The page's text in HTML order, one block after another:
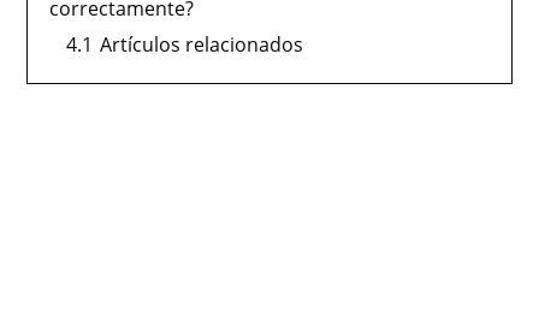
correctamente?
4.1 Artículos relacionados